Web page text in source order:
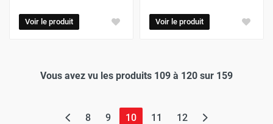
Voir le produit Voir le produit
Vous avez vu les produits 109 à 120 sur 159
8 9 10(page actuelle)
11 12